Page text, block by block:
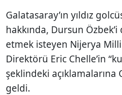
Galatasaray’ın yıldız
hakkında, Dursun
etmek isteyen Nijerya Milli
Direktörü Eric Chelle’in
şeklindeki açıklamalarına
geldi.